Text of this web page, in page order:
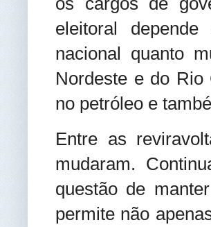
eleitoral
nacional quanto
Nordeste e do Rio
no petróleo e
Entre as
mudaram.
questão de
permite não